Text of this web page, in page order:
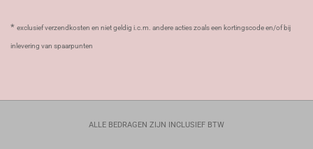
* exclusief verzendkosten en niet geldig i.c.m. andere acties zoals een kortingscode en/of bij
inlevering van spaarpunten
ALLE BEDRAGEN ZIJN INCLUSIEF BTW